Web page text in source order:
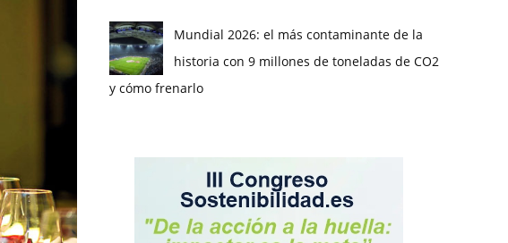
Mundial 2026: el más contaminante de la
historia con 9 millones de toneladas de CO2
y cómo frenarlo